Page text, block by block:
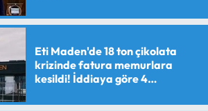
Eti Maden'de 18 ton çikolata
krizinde fatura memurlara
kesildi! İddiaya göre 4
verildi